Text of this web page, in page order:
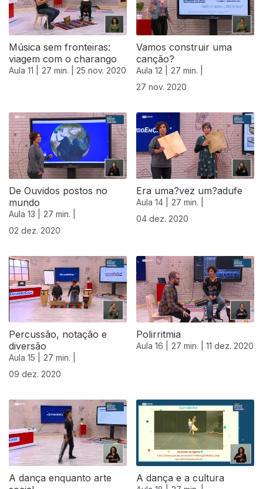
Música sem fronteiras:
viagem com o charango
Aula 11 | 27 min. | 25 nov. 2020
Vamos construir uma
canção?
Aula 12 |
27 min. |
27 nov. 2020
De Ouvidos postos no
mundo
Aula 13 |
27 min. |
02 dez. 2020
Era uma?vez um?adufe
Aula 14 |
27 min. |
04 dez. 2020
Percussão, notação e
diversão
Aula 15 |
27 min. |
09 dez. 2020
Polirritmia
Aula 16 | 27 min. | 11 dez. 2020
A dança enquanto arte
A dança e a cultura